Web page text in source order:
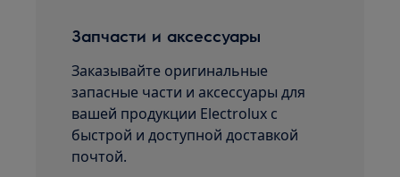
Запчасти и аксессуары
Заказывайте оригинальные
запасные части и аксессуары для
вашей продукции Electrolux с
быстрой и доступной доставкой
почтой.